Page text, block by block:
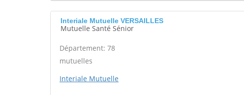
Interiale Mutuelle VERSAILLES
Mutuelle Santé Sénior
Département: 78
mutuelles
Interiale Mutuelle